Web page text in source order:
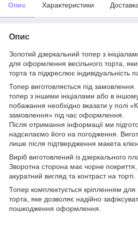
Опис Характеристики
Опис
Золотий дзеркальний топер з
для оформлення весільного торта,
торта та підкреслює індивідуальність
Топер виготовляється під
топер з іншими ініціалами або в іншому
побажання необхідно вказати у полі
замовлення» під час оформлення.
Після отримання інформації ми
надсилаємо його на погодження.
лише після підтвердження макета
Виріб виготовлений із дзеркального
Зворотна сторона має чорне
акуратний вигляд та контраст на торті.
Топер комплектується кріпленням для
торта, яке дозволяє надійно
пошкодження оформлення.